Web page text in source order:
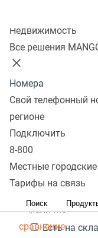
Недвижимость
Все решения
Номера
Свой телефонный
регионе
Подключить
8-800
Местные
Тарифы на связь
Поиск
В избранном 0
Сбросить
Популярные
Популярные
С
Цена, руб.:
Наличие
Есть на
Перейти в
избранное
сравнение
Перейти в
избранное
Перейти в
сравнение